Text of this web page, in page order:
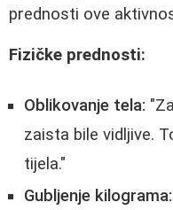
prednosti ove
Fizičke prednosti:
Oblikovanje tela:
zaista bile vidljive.
tijela."
Gubljenje kilograma: